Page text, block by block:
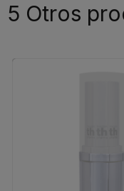
5 Otros